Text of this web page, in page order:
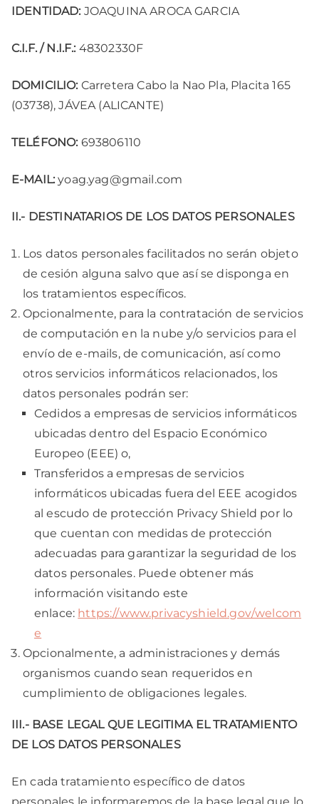
IDENTIDAD: JOAQUINA AROCA GARCIA
C.I.F. / N.I.F.: 48302330F
DOMICILIO: Carretera Cabo la Nao Pla, Placita 165
(03738), JÁVEA (ALICANTE)
TELÉFONO: 693806110
E-MAIL: yoag.yag@gmail.com
II.- DESTINATARIOS DE LOS DATOS PERSONALES
Los datos personales facilitados no serán objeto
de cesión alguna salvo que así se disponga en
los tratamientos específicos.
Opcionalmente, para la contratación de servicios
de computación en la nube y/o servicios para el
envío de e-mails, de comunicación, así como
otros servicios informáticos relacionados, los
datos personales podrán ser:
Cedidos a empresas de servicios informáticos
ubicadas dentro del Espacio Económico
Europeo (EEE) o,
Transferidos a empresas de servicios
informáticos ubicadas fuera del EEE acogidos
al escudo de protección Privacy Shield por lo
que cuentan con medidas de protección
adecuadas para garantizar la seguridad de los
datos personales. Puede obtener más
información visitando este
enlace: https://www.privacyshield.gov/welcom
e
Opcionalmente, a administraciones y demás
organismos cuando sean requeridos en
cumplimiento de obligaciones legales.
III.- BASE LEGAL QUE LEGITIMA EL TRATAMIENTO
DE LOS DATOS PERSONALES
En cada tratamiento específico de datos